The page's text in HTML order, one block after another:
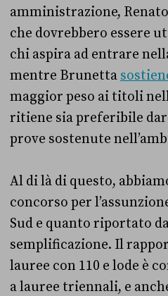
amministrazione,
che dovrebbero essere
chi aspira ad entrare
mentre Brunetta
maggior peso ai titoli
ritiene sia preferibile
prove sostenute
Al di là di questo,
concorso per
Sud e quanto riportato
semplificazione. Il
lauree con 110 e lode è
a lauree triennali, e